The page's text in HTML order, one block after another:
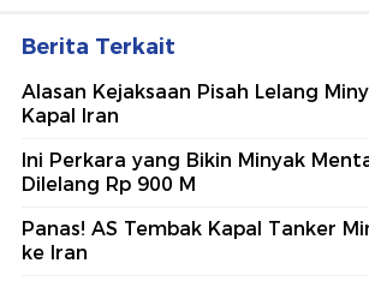
Berita Terkait
Alasan Kejaksaan Pisah Lelang
Kapal Iran
Ini Perkara yang Bikin Minyak
Dilelang Rp 900 M
Panas! AS Tembak Kapal Tanker
ke Iran